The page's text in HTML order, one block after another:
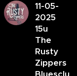
11-05-
2025
15u
The
Rusty
Zippers